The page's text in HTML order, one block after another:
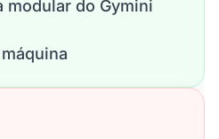
modular do Gymini